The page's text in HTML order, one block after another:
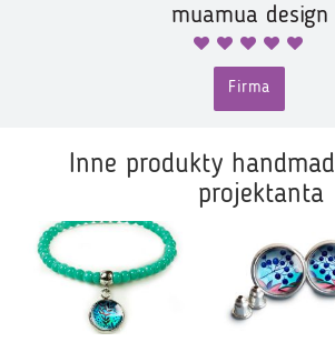
muamua design
Firma
Inne produkty
projektanta